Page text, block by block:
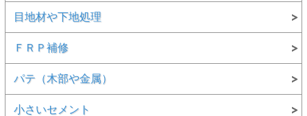
目地材や下地処理
ＦＲＰ補修
パテ（木部や金属）
小さいセメント